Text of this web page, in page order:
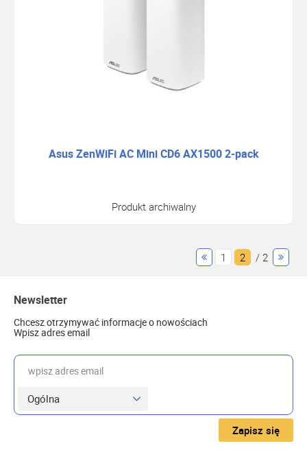
Asus ZenWiFi AC Mini CD6 AX1500 2-pack
Produkt archiwalny
1 2 / 2
Newsletter
Chcesz otrzymywać informacje o nowościach
Wpisz adres email
wpisz adres email
Zapisz się